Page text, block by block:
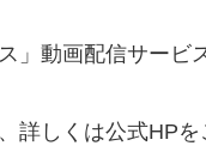
」動画配信サービ
詳しくは公式HPを